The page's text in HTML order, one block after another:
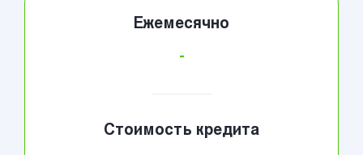
Ежемесячно
-
Стоимость кредита